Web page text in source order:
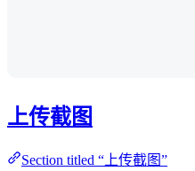
上传截图
Section titled “上传截图”